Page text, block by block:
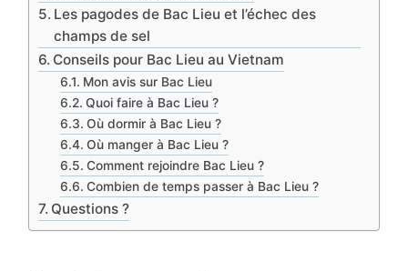
Les pagodes de Bac Lieu et l’échec des
champs de sel
Conseils pour Bac Lieu au Vietnam
Mon avis sur Bac Lieu
Quoi faire à Bac Lieu ?
Où dormir à Bac Lieu ?
Où manger à Bac Lieu ?
Comment rejoindre Bac Lieu ?
Combien de temps passer à Bac Lieu ?
Questions ?